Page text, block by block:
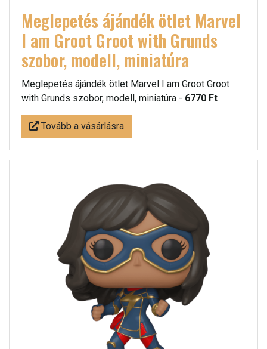
Meglepetés ájándék ötlet Marvel
I am Groot Groot with Grunds
szobor, modell, miniatúra
Meglepetés ájándék ötlet Marvel I am Groot Groot
with Grunds szobor, modell, miniatúra - 6770 Ft
Tovább a vásárlásra